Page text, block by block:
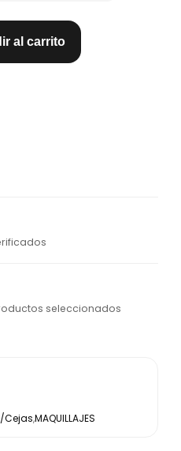
al carrito
seleccionados
Cejas,MAQUILLAJES